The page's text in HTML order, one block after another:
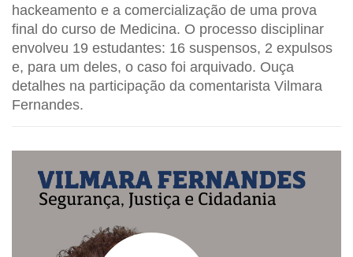
hackeamento e a comercialização de uma prova
final do curso de Medicina. O processo disciplinar
envolveu 19 estudantes: 16 suspensos, 2 expulsos
e, para um deles, o caso foi arquivado. Ouça
detalhes na participação da comentarista Vilmara
Fernandes.